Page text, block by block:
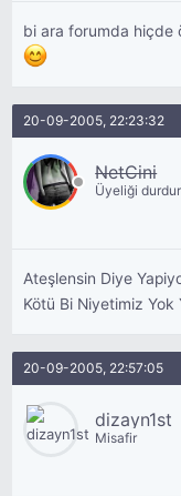
bi ara forumda hiçde
20-09-2005, 22:23:32
NetCini
Üyeliği
Ateşlensin Diye
Kötü Bi Niyetimiz Yok
20-09-2005, 22:57:05
dizayn1st
Misafir